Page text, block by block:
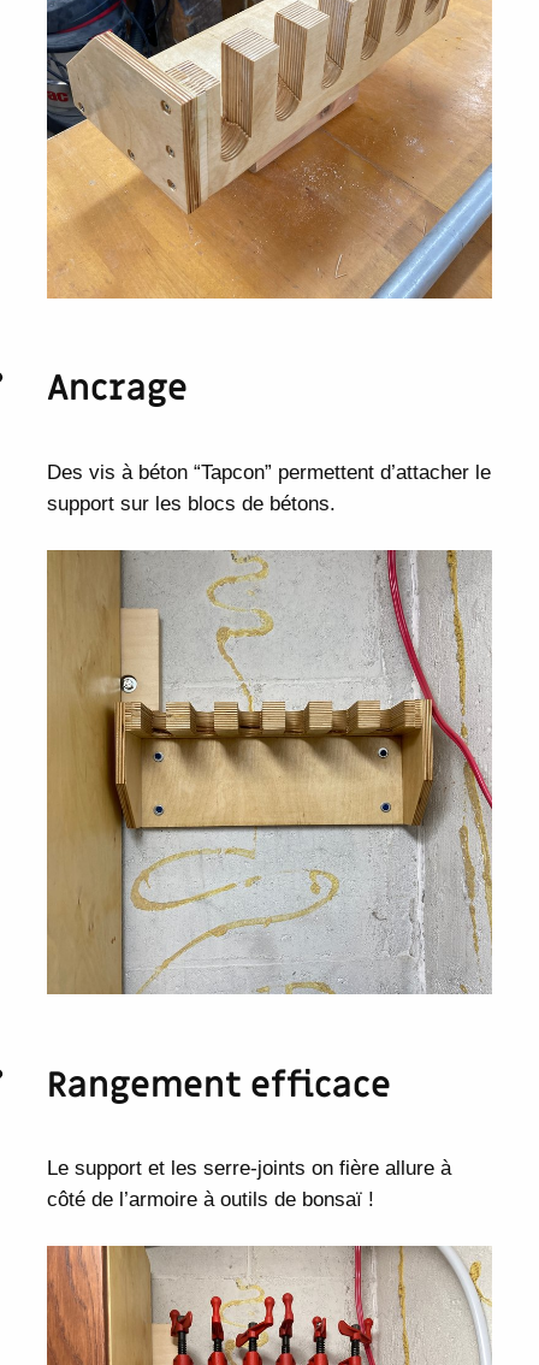
Ancrage
Des vis à béton “Tapcon” permettent d’attacher le
support sur les blocs de bétons.
Rangement efficace
Le support et les serre-joints on fière allure à
côté de l’armoire à outils de bonsaï !